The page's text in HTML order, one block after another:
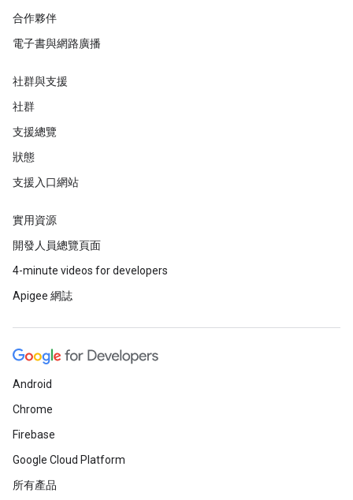
合作夥伴
電子書與網路廣播
社群與支援
社群
支援總覽
狀態
支援入口網站
實用資源
開發人員總覽頁面
4-minute videos for developers
Apigee 網誌
Android
Chrome
Firebase
Google Cloud Platform
所有產品